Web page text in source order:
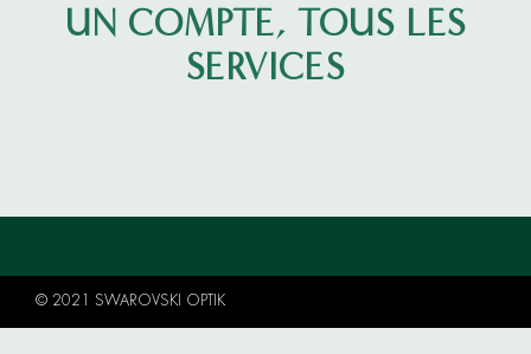
UN COMPTE, TOUS LES
SERVICES
© 2021 SWAROVSKI OPTIK